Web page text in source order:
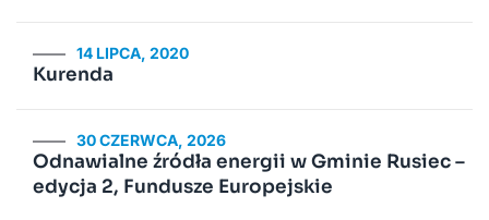
14 LIPCA, 2020
Kurenda
30 CZERWCA, 2026
Odnawialne źródła energii w Gminie Rusiec –
edycja 2, Fundusze Europejskie